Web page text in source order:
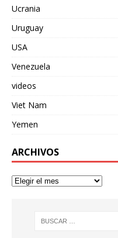
Ucrania
Uruguay
USA
Venezuela
videos
Viet Nam
Yemen
ARCHIVOS